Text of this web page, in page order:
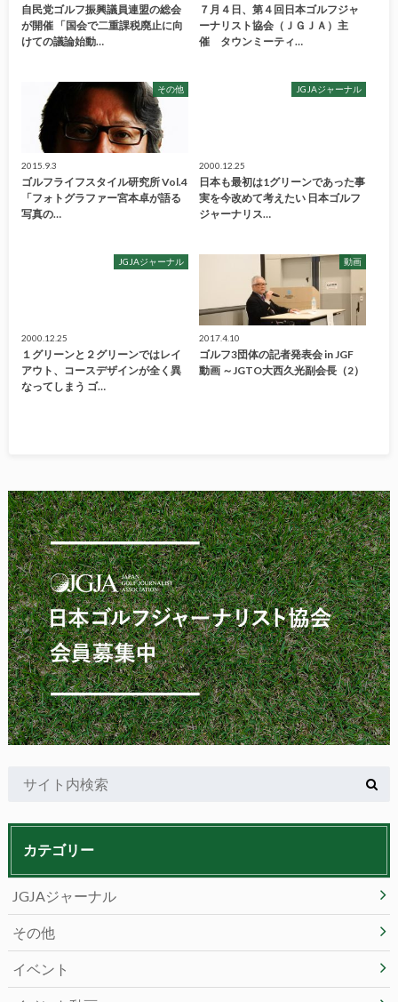
自民党ゴルフ振興議員連盟の総会
が開催 「国会で二重課税廃止に向
けての議論始動…
７月４日、第４回日本ゴルフジャ
ーナリスト協会（ＪＧＪＡ）主
催 タウンミーティ…
その他
2015.9.3
ゴルフライフスタイル研究所 Vol.4
「フォトグラファー宮本卓が語る
写真の…
JGJAジャーナル
2000.12.25
日本も最初は1グリーンであった事
実を今改めて考えたい 日本ゴルフ
ジャーナリス…
JGJAジャーナル
2000.12.25
１グリーンと２グリーンではレイ
アウト、コースデザインが全く異
なってしまう ゴ…
動画
2017.4.10
ゴルフ3団体の記者発表会 in JGF
動画 ～JGTO大西久光副会長（2）
カテゴリー
JGJAジャーナル
その他
イベント